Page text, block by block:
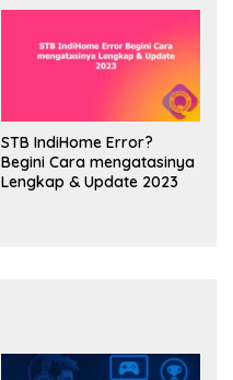
STB IndiHome Error?
Begini Cara mengatasinya
Lengkap & Update 2023